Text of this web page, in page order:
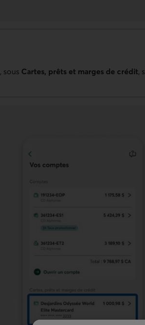
, sous Cartes, prêts et marges de crédit,